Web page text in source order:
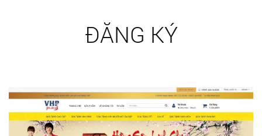
ĐĂNG KÝ